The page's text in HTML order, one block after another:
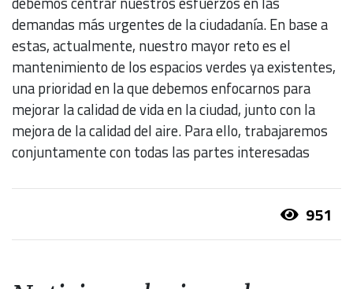
demandas más urgentes de la ciudadanía. En base a
estas, actualmente, nuestro mayor reto es el
mantenimiento de los espacios verdes ya existentes,
una prioridad en la que debemos enfocarnos para
mejorar la calidad de vida en la ciudad, junto con la
mejora de la calidad del aire. Para ello, trabajaremos
conjuntamente con todas las partes interesadas
951